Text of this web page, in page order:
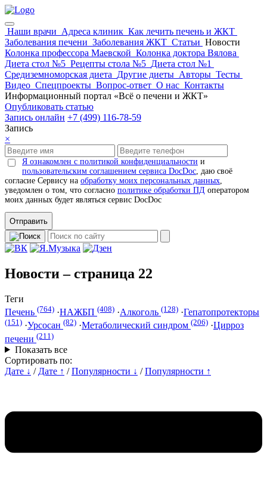
Наши врачи Адреса клиник Как лечить печень и ЖКТ
Заболевания печени Заболевания ЖКТ Статьи Новости
Колонка профессора Маевской Колонка доктора Вялова
Диета стол №5 Рецепты стола №5 Диета стол №1
Средиземноморская диета Другие диеты Авторы Тесты
Видео Спецпроекты Вопрос-ответ О нас Контакты
Информационный портал «Всё о печени и ЖКТ»
Опубликовать статью
Запись онлайн +7 (499) 116-78-59
Запись
×
Я ознакомлен с политикой конфиденциальности и
пользовательским соглашением сервиса DocDoc, даю своё
согласие Сервису на обработку моих персональных данных,
уведомлен о том, что согласно политике обработки ПД оператором
моих данных будет являться сервис DocDoc
Отправить
Новости – страница 22
Теги
Печень (764) ·НАЖБП (408) ·Алкоголь (128) ·Гепатопротекторы
(151) ·Урсосан (82) ·Метаболический синдром (206) ·Цирроз
печени (211)
Показать все
Сортировать по:
Дате ↓ / Дате ↑ / Популярности ↓ / Популярности ↑